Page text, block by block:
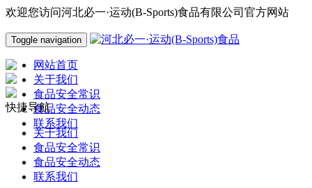
欢迎您访问河北必一·运动(B-Sports)食品有限公司官方网站
Toggle navigation
网站首页
关于我们
食品安全常识
食品安全动态
联系我们
快捷导航
关于我们
食品安全常识
食品安全动态
联系我们